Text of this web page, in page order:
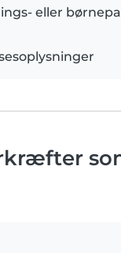
eller